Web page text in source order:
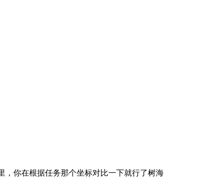
，你在根据任务那个坐标对比一下就行了树海